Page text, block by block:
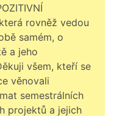
rovněž vedou
samém, o
a jeho
všem, kteří se
věnovali
semestrálních
projektů a jejich